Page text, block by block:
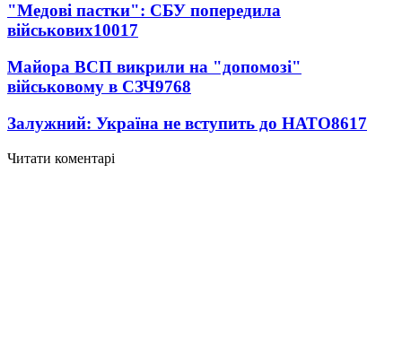
"Медові пастки": СБУ попередила
військових10017
Майора ВСП викрили на "допомозі"
військовому в СЗЧ9768
Залужний: Україна не вступить до НАТО8617
Читати коментарі